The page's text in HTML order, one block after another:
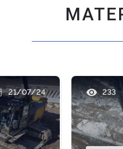
21/07/24 233